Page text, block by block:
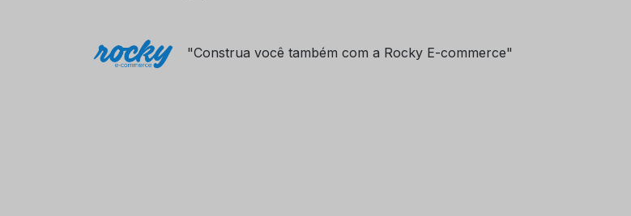
"Construa você também com a Rocky E-commerce"